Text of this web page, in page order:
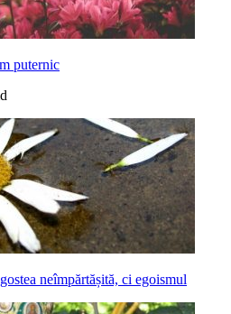
puternic
neîmpărtășită, ci egoismul